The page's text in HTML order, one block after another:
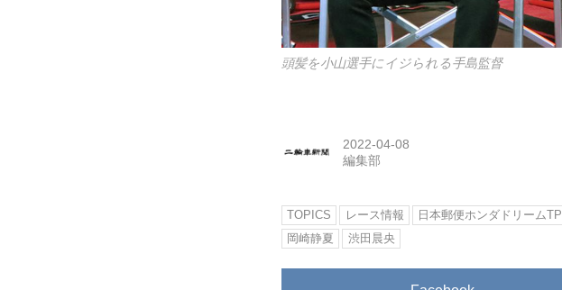
頭髪を小山選手にイジられる手島監督
2022-04-08
編集部
TOPICS レース情報 日本郵便ホンダドリームTP
岡崎静夏
渋田晨央